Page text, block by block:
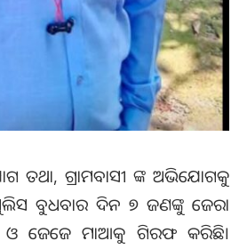
ତଥା, ଗ୍ରାମବାସୀ ଙ୍କ ଅଭିଯୋଗକୁ
ବୁଧବାର ଦିନ ୭ ଜଣଙ୍କୁ ଜେରା
ଓ ଜେଜେ ମାଆକୁ ଗିରଫ କରିଛି।